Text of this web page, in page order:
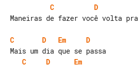
C
D
Maneiras de fazer você volta pra
C D Em
D
C
D
Em